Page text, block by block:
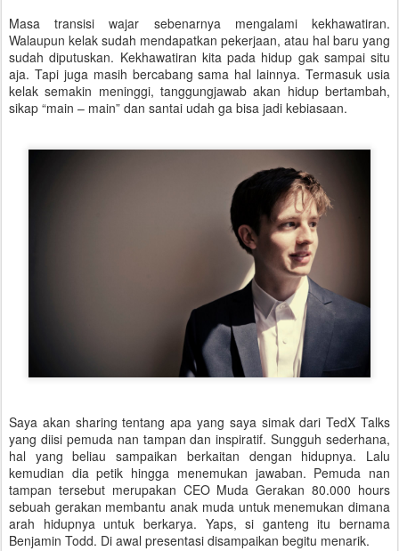
Masa transisi wajar sebenarnya mengalami kekhawatiran.
Walaupun kelak sudah mendapatkan pekerjaan, atau hal baru yang
sudah diputuskan. Kekhawatiran kita pada hidup gak sampai situ
aja. Tapi juga masih bercabang sama hal lainnya. Termasuk usia
kelak semakin meninggi, tanggungjawab akan hidup bertambah,
sikap “main – main” dan santai udah ga bisa jadi kebiasaan.
Saya akan sharing tentang apa yang saya simak dari TedX Talks
yang diisi pemuda nan tampan dan inspiratif. Sungguh sederhana,
hal yang beliau sampaikan berkaitan dengan hidupnya. Lalu
kemudian dia petik hingga menemukan jawaban. Pemuda nan
tampan tersebut merupakan CEO Muda Gerakan 80.000 hours
sebuah gerakan membantu anak muda untuk menemukan dimana
arah hidupnya untuk berkarya. Yaps, si ganteng itu bernama
Benjamin Todd. Di awal presentasi disampaikan begitu menarik.